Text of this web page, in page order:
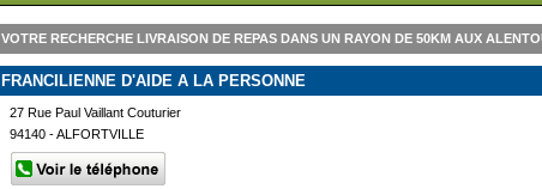
VOTRE RECHERCHE LIVRAISON DE REPAS DANS UN RAYON DE 50KM AUX
FRANCILIENNE D'AIDE A LA PERSONNE
27 Rue Paul Vaillant Couturier
94140 - ALFORTVILLE